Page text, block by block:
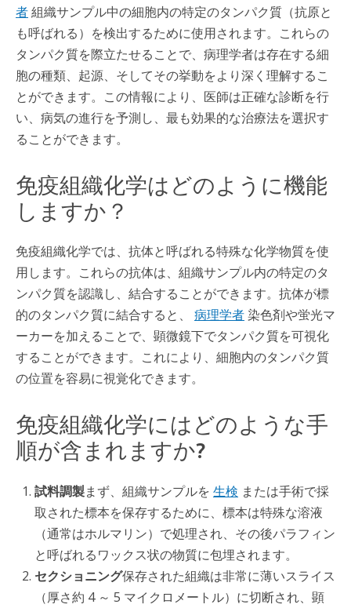
者組織サンプル中の細胞内の特定のタンパク質（抗原と
も呼ばれる）を検出するために使用されます。これらの
タンパク質を際立たせることで、病理学者は存在する細
胞の種類、起源、そしてその挙動をより深く理解するこ
とができます。この情報により、医師は正確な診断を行
い、病気の進行を予測し、最も効果的な治療法を選択す
ることができます。
免疫組織化学はどのように機能
しますか？
免疫組織化学では、抗体と呼ばれる特殊な化学物質を使
用します。これらの抗体は、組織サンプル内の特定のタ
ンパク質を認識し、結合することができます。抗体が標
的のタンパク質に結合すると、 病理学者染色剤や蛍光マ
ーカーを加えることで、顕微鏡下でタンパク質を可視化
することができます。これにより、細胞内のタンパク質
の位置を容易に視覚化できます。
免疫組織化学にはどのような手
順が含まれますか?
試料調製まず、組織サンプルを 生検 または手術で採
取された標本を保存するために、標本は特殊な溶液
（通常はホルマリン）で処理され、その後パラフィン
と呼ばれるワックス状の物質に包埋されます。
セクショニング保存された組織は非常に薄いスライス
（厚さ約 4 ～ 5 マイクロメートル）に切断され、顕